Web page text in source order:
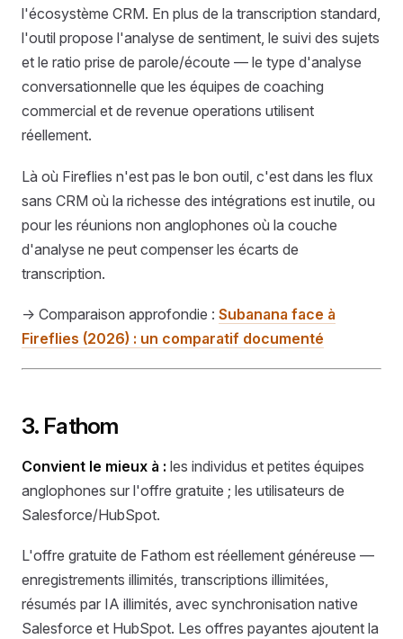
l'écosystème CRM. En plus de la transcription standard,
l'outil propose l'analyse de sentiment, le suivi des sujets
et le ratio prise de parole/écoute — le type d'analyse
conversationnelle que les équipes de coaching
commercial et de revenue operations utilisent
réellement.
Là où Fireflies n'est pas le bon outil, c'est dans les flux
sans CRM où la richesse des intégrations est inutile, ou
pour les réunions non anglophones où la couche
d'analyse ne peut compenser les écarts de
transcription.
→ Comparaison approfondie : Subanana face à
Fireflies (2026) : un comparatif documenté
3. Fathom
Convient le mieux à : les individus et petites équipes
anglophones sur l'offre gratuite ; les utilisateurs de
Salesforce/HubSpot.
L'offre gratuite de Fathom est réellement généreuse —
enregistrements illimités, transcriptions illimitées,
résumés par IA illimités, avec synchronisation native
Salesforce et HubSpot. Les offres payantes ajoutent la